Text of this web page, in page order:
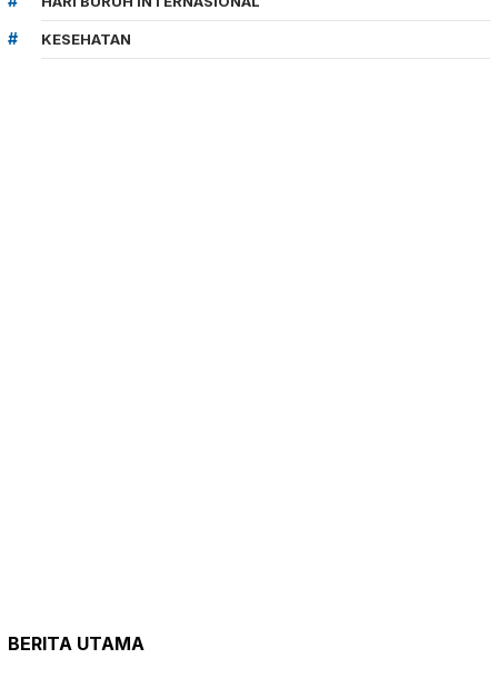
KESEHATAN
BERITA UTAMA